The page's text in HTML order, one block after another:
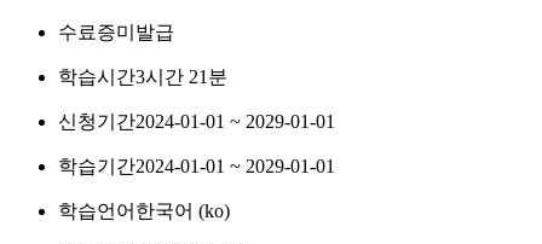
수료증미발급
학습시간3시간 21분
신청기간2024-01-01 ~ 2029-01-01
학습기간2024-01-01 ~ 2029-01-01
학습언어 한국어 ‎(ko)‎